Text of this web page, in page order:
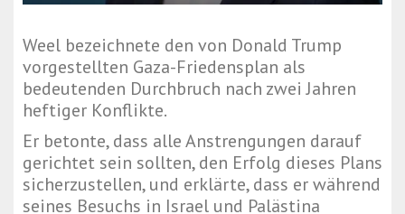
Weel bezeichnete den von Donald Trump
vorgestellten Gaza-Friedensplan als
bedeutenden Durchbruch nach zwei Jahren
heftiger Konflikte.
Er betonte, dass alle Anstrengungen darauf
gerichtet sein sollten, den Erfolg dieses Plans
sicherzustellen, und erklärte, dass er während
seines Besuchs in Israel und Palästina